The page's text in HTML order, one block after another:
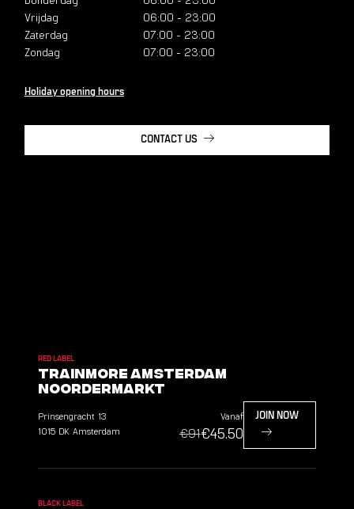
Vrijdag
06:00 - 23:00
Zaterdag
07:00 - 23:00
Zondag
07:00 - 23:00
CONTACT US
Holiday opening hours
RED LABEL
TrainMore Amsterdam
Noordermarkt
Prinsengracht 13
1015 DK Amsterdam
Vanaf
€91€45.50
JOIN NOW
BLACK LABEL